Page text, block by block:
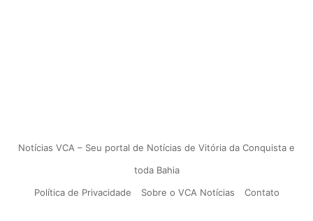
Notícias VCA – Seu portal de Notícias de Vitória da Conquista e
toda Bahia
Política de Privacidade
Sobre o VCA Notícias Contato